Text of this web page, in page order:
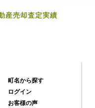
産売却査定実績
町名から探す
ログイン
お客様の声